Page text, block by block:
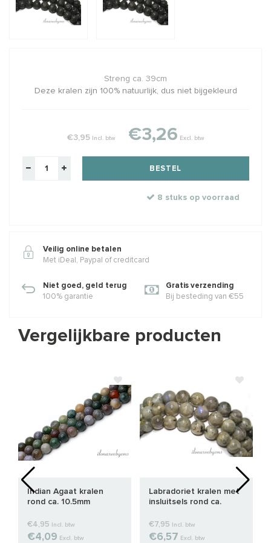
Streng ca. 39cm
Deze kralen zijn 100% natuurlijk, dus niet bijgekleurd
€3,95 Incl. btw €3,26 Excl. btw
BESTEL
8 stuks op voorraad
Veilig online betalen
Met iDeal, Paypal of creditcard
Niet goed, geld terug
100% garantie
Gratis verzending
Bij besteding van €55
Vergelijkbare producten
Indian Agaat kralen
rond ca. 10.5mm
€4,95 Incl. btw
€4,09 Excl. btw
Labradoriet kralen met
insluitsels rond ca.
€7,95 Incl. btw
€6,57 Excl. btw